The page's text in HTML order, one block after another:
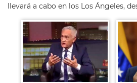
llevará a cabo en los Los Ángeles,